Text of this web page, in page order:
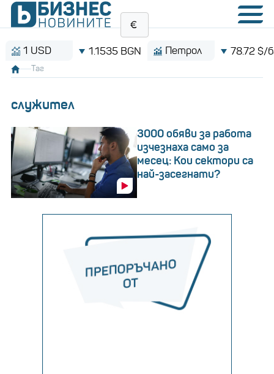
1.1535 BGN Петрол 78.72 $/барел
Таг
служител
3000 обяви за работа
изчезнаха само за
месец: Кои сектори са
най-засегнати?